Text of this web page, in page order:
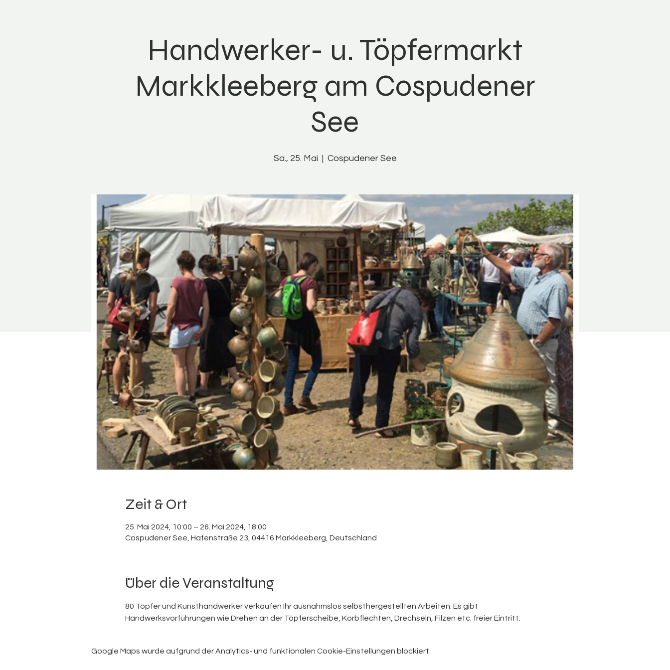
Handwerker- u. Töpfermarkt
Markkleeberg am Cospudener
See
Sa., 25. Mai
  |
Cospudener See
Zeit & Ort
25. Mai 2024, 10:00 – 26. Mai 2024, 18:00
Cospudener See, Hafenstraße 23, 04416 Markkleeberg, Deutschland
Über die Veranstaltung
80 Töpfer und Kunsthandwerker verkaufen Ihr ausnahmslos selbsthergestellten Arbeiten. Es gibt
Handwerksvorführungen wie Drehen an der Töpferscheibe, Korbflechten, Drechseln, Filzen etc. freier Eintritt.
Google Maps wurde aufgrund der Analytics- und funktionalen Cookie-Einstellungen blockiert.